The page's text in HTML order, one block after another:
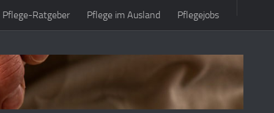
Pflege-Ratgeber Pflege im Ausland Pflegejobs